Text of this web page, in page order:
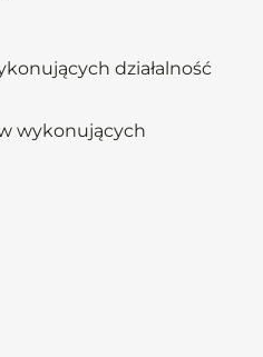
działalność
wykonujących